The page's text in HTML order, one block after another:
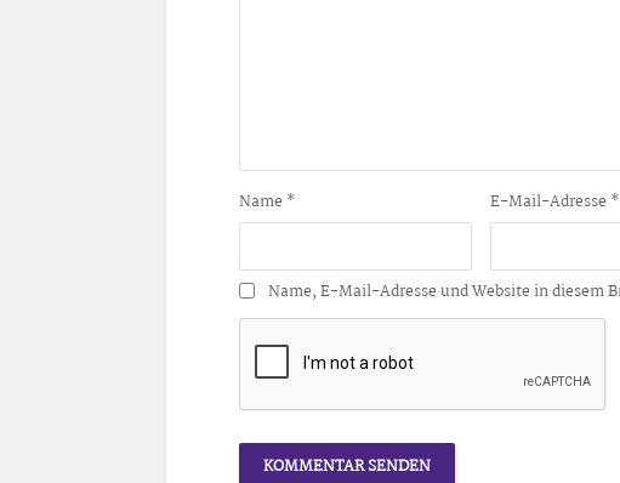
Name * E-Mail-Adresse *
Name, E-Mail-Adresse und Website in diesem